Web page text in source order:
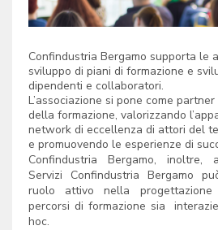
Confindustria Bergamo supporta le
sviluppo di piani di formazione e
dipendenti e collaboratori.
L’associazione si pone come
della formazione, valorizzando
network di eccellenza di attori del
e promuovendo le esperienze di
Confindustria Bergamo, inoltre,
Servizi Confindustria Bergamo
ruolo attivo nella
percorsi di formazione sia
hoc.